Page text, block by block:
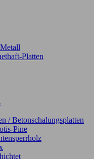
Platten
/ Betonschalungsplatten
Pine